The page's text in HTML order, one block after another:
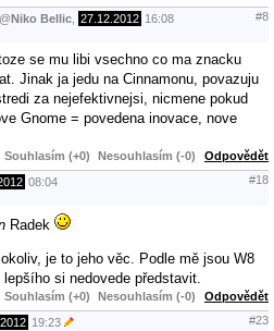
@Niko Bellic 27.12.2012 16:08 #8
se mu libi vsechno co ma znacku
Jinak ja jedu na Cinnamonu, povazuju
za nejefektivnejsi, nicmene pokud
Gnome = povedena inovace, nove
Souhlasím (+0) Nesouhlasím (-0) Odpovědět
08:04 #18
Radek
je to jeho věc. Podle mě jsou W8
si nedovede představit.
Souhlasím (+0) Nesouhlasím (-0) Odpovědět
19:23 #23